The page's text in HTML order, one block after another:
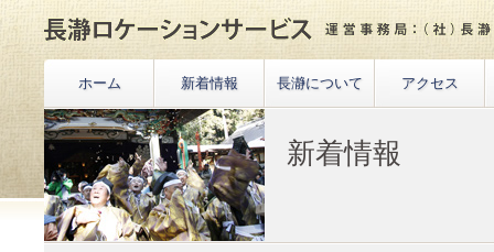
ホーム 新着情報 長瀞について アクセス
新着情報